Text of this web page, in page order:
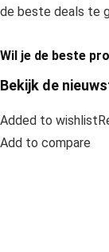
de beste deals te
Wil je de beste
Bekijk de
Added to
Add to compare